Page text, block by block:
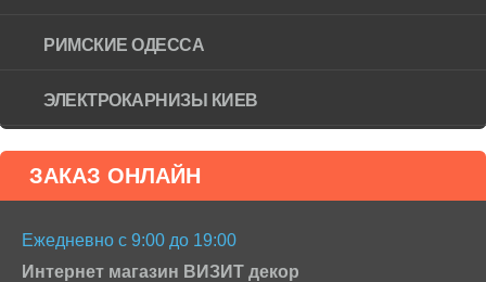
РИМСКИЕ ОДЕССА
ЭЛЕКТРОКАРНИЗЫ КИЕВ
ЗАКАЗ ОНЛАЙН
Ежедневно с 9:00 до 19:00
Интернет магазин ВИЗИТ декор